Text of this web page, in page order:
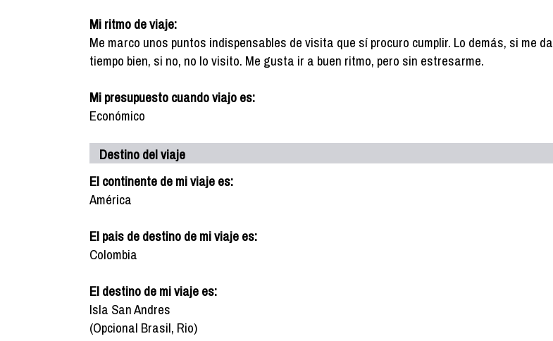
Mi ritmo de viaje:
Me marco unos puntos indispensables de visita que sí procuro cumplir. Lo demás, si me da
tiempo bien, si no, no lo visito. Me gusta ir a buen ritmo, pero sin estresarme.
Mi presupuesto cuando viajo es:
Económico
Destino del viaje
El continente de mi viaje es:
América
El pais de destino de mi viaje es:
Colombia
El destino de mi viaje es:
Isla San Andres
(Opcional Brasil, Rio)